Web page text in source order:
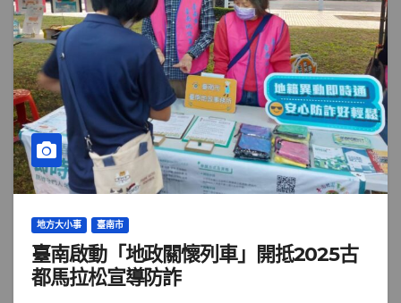
地方大小事 臺南市
臺南啟動「地政關懷列車」開抵2025古
都馬拉松宣導防詐